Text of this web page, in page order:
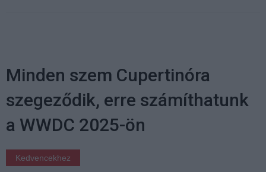
Minden szem Cupertinóra
szegeződik, erre számíthatunk
a WWDC 2025-ön
Kedvencekhez